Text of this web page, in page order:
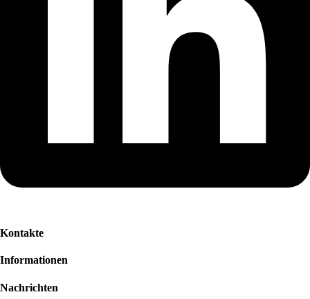
Kontakte
Informationen
Nachrichten